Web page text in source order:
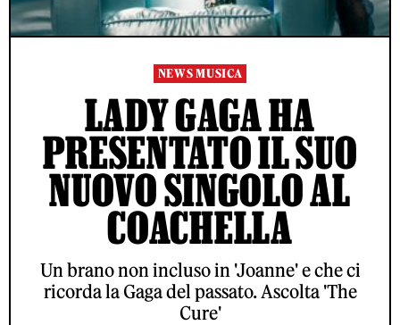
NEWS MUSICA
LADY GAGA HA
PRESENTATO IL SUO
NUOVO SINGOLO AL
COACHELLA
Un brano non incluso in 'Joanne' e che ci
ricorda la Gaga del passato. Ascolta 'The
Cure'